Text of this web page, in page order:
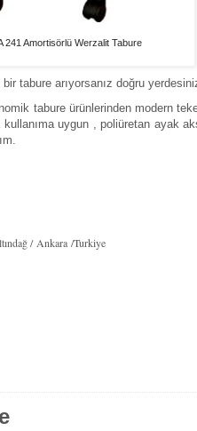
241 Amortisörlü Werzalit Tabure
tabure arıyorsanız doğru
tabure ürünlerinden modern
uygun , poliüretan ayak
/ Ankara /Turkiye